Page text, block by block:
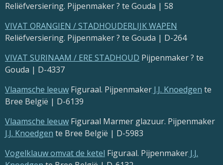
Reliëfversiering. Pijpenmaker ? te Gouda | 58
VIVAT ORANGIEN / STADHOUDERLIJK WAPEN
Reliëfversiering. Pijpenmaker ? te Gouda | D-264
VIVAT SURINAAM / ERE STADHOUD Pijpenmaker ? te
Gouda | D-4337
Vlaamsche leeuw Figuraal. Pijpenmaker J.J. Knoedgen te
Bree België | D-6139
Vlaamsche leeuw Figuraal Marmer glazuur. Pijpenmaker
J.J. Knoedgen te Bree België | D-5983
Vogelklauw omvat de ketel Figuraal. Pijpenmaker J.J.